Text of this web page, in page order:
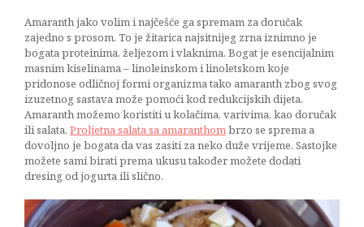
Amaranth jako volim i najčešće ga spremam za doručak
zajedno s prosom. To je žitarica najsitnijeg zrna iznimno je
bogata proteinima, željezom i vlaknima. Bogat je esencijalnim
masnim kiselinama – linoleinskom i linoletskom koje
pridonose odličnoj formi organizma tako amaranth zbog svog
izuzetnog sastava može pomoći kod redukcijskih dijeta.
Amaranth možemo koristiti u kolačima, varivima, kao doručak
ili salata. Proljetna salata sa amaranthombrzo se sprema a
dovoljno je bogata da vas zasiti za neko duže vrijeme. Sastojke
možete sami birati prema ukusu također možete dodati
dresing od jogurta ili slično.